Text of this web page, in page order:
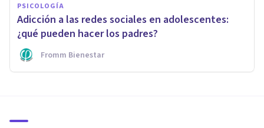
PSICOLOGÍA
Adicción a las redes sociales en adolescentes:
¿qué pueden hacer los padres?
Fromm Bienestar